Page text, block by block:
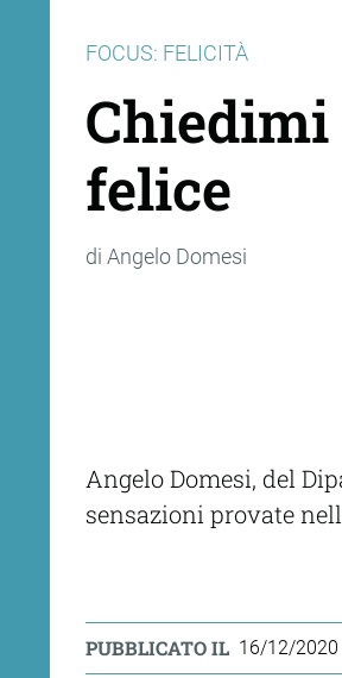
FOCUS: FELICITÀ
Chiedimi
felice
di Angelo Domesi
Angelo Domesi, del
sensazioni provate
PUBBLICATO IL 16/12/2020